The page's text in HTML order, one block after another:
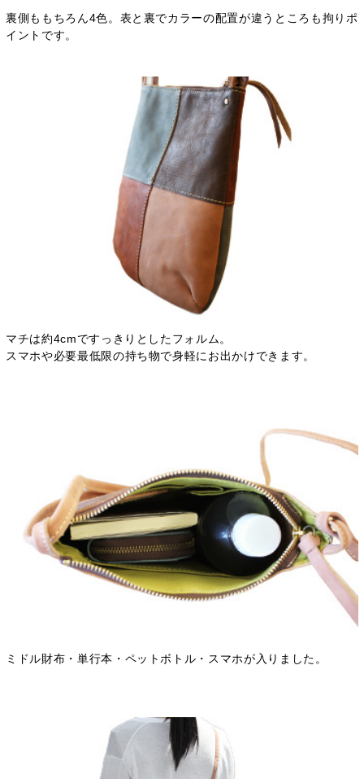
裏側ももちろん4色。表と裏でカラーの配置が違うところも拘りポ
イントです。
マチは約4cmですっきりとしたフォルム。
スマホや必要最低限の持ち物で身軽にお出かけできます。
ミドル財布・単行本・ペットボトル・スマホが入りました。